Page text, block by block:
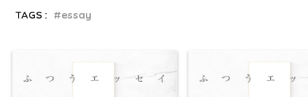
TAGS :
essay